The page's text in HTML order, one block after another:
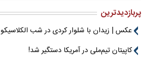
پربازدیدترین
عکس | زیدان با شلوار کردی در شب الکلاسیکو
کاپیتان تیم‌ملی در آمریکا دستگیر شد!